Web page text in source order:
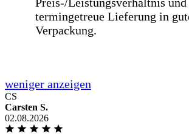
CS
Carsten S.
02.08.2026
Liebes BE-GLASS-Team,meine Scheibe
in der Wohnzimmer zerbrach und auf
mehr anzeigen
Liebes BE-GLASS-Team,meine Scheibe
in der Wohnzimmer zerbrach und auf
der Suche nach einem passenden Ersatz